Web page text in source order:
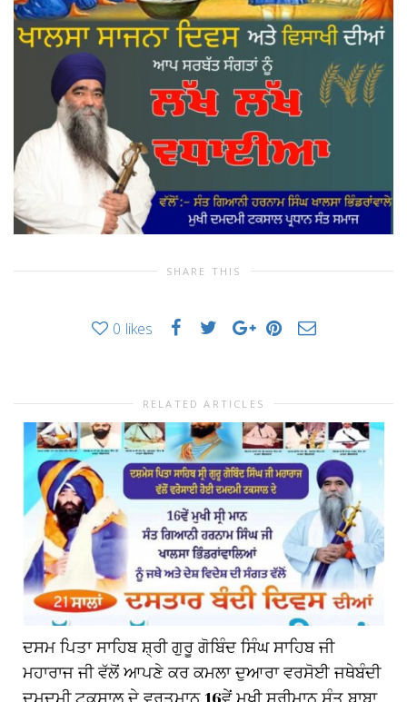
SHARE THIS
0 likes
RELATED ARTICLES
ਦਸਮ ਪਿਤਾ ਸਾਹਿਬ ਸ਼੍ਰੀ ਗੁਰੂ ਗੋਬਿੰਦ ਸਿੰਘ ਸਾਹਿਬ ਜੀ
ਮਹਾਰਾਜ ਜੀ ਵੱਲੋਂ ਆਪਣੇ ਕਰ ਕਮਲਾ ਦੁਆਰਾ ਵਰਸੋਈ ਜਥੇਬੰਦੀ
ਦਮਦਮੀ ਟਕਸਾਲ ਦੇ ਵਰਤਮਾਨ 16ਵੇਂ ਮੁਖੀ ਸ਼੍ਰੀਮਾਨ ਸੰਤ ਬਾਬਾ